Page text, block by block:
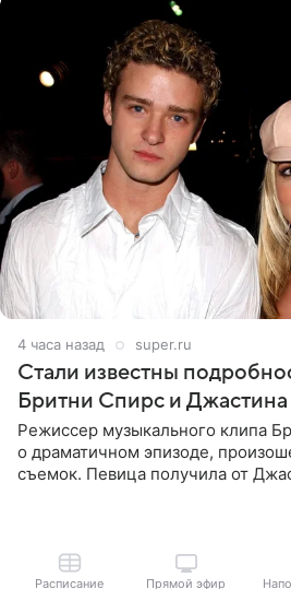
4 часа назад super.ru
Стали известны
Бритни Спирс и
Режиссер музыкального клипа
о драматичном эпизоде,
съемок. Певица получила от
Расписание Прямой эфир